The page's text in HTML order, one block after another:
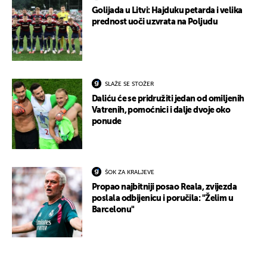
Golijada u Litvi: Hajduku petarda i velika
prednost uoči uzvrata na Poljudu
SLAŽE SE STOŽER
Daliću će se pridružiti jedan od omiljenih
Vatrenih, pomoćnici i dalje dvoje oko
ponude
ŠOK ZA KRALJEVE
Propao najbitniji posao Reala, zvijezda
poslala odbijenicu i poručila: "Želim u
Barcelonu"